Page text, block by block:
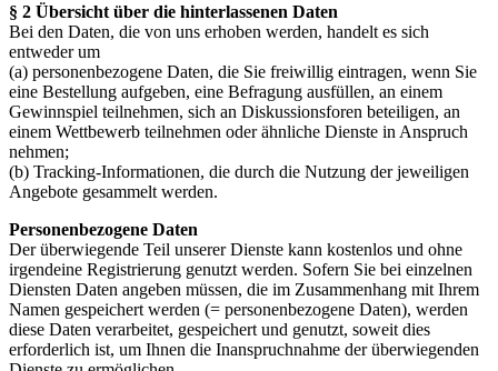
§ 2 Übersicht über die hinterlassenen Daten
Bei den Daten, die von uns erhoben werden, handelt es sich
entweder um
(a) personenbezogene Daten, die Sie freiwillig eintragen, wenn Sie
eine Bestellung aufgeben, eine Befragung ausfüllen, an einem
Gewinnspiel teilnehmen, sich an Diskussionsforen beteiligen, an
einem Wettbewerb teilnehmen oder ähnliche Dienste in Anspruch
nehmen;
(b) Tracking-Informationen, die durch die Nutzung der jeweiligen
Angebote gesammelt werden.
Personenbezogene Daten
Der überwiegende Teil unserer Dienste kann kostenlos und ohne
irgendeine Registrierung genutzt werden. Sofern Sie bei einzelnen
Diensten Daten angeben müssen, die im Zusammenhang mit Ihrem
Namen gespeichert werden (= personenbezogene Daten), werden
diese Daten verarbeitet, gespeichert und genutzt, soweit dies
erforderlich ist, um Ihnen die Inanspruchnahme der überwiegenden